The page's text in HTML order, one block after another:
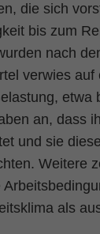
die sich
bis zum
nach
verwies auf
etwa
an, dass
und sie
Weitere
als